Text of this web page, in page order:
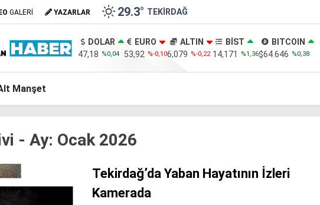
GALERİ YAZARLAR 29.3° TEKIRDAĞ
DOLAR
47,18 %0,04
EURO
53,92 %-0,10
ALTIN
6,079 %-0,22
BİST
14,171
%1,36
BITCOIN
$64.646 %0,38
Manşet
- Ay: Ocak 2026
Tekirdağ’da Yaban Hayatının İzleri
Kamerada